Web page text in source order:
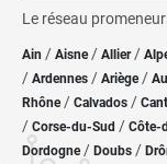
Le réseau
Ain / Aisne/ Allier/
/ Ardennes / Ariège/
Rhône/ Calvados /
/ Corse-du-Sud / Côte-
Dordogne/ Doubs /